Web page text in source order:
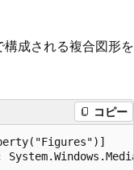
成される複合図形を
コピー